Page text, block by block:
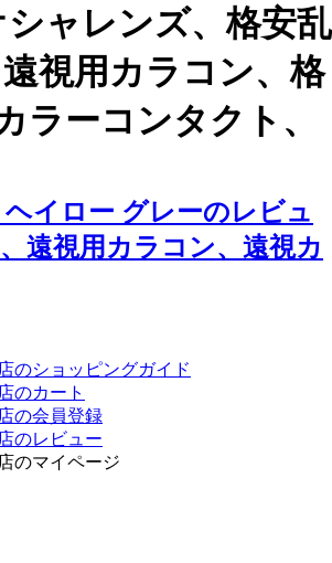
ャレンズ、格安乱
視用カラコン、格
ラーコンタクト、
イロー グレーのレビュ
遠視用カラコン、遠視カ
のショッピングガイド
のカート
の会員登録
のレビュー
のマイページ